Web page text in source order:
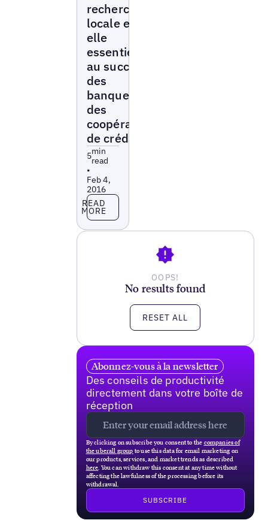
recherche
locale est-
elle
essentielle
au succès
des
banques et
des
coopératives
de crédit ?
5min
read
•
Feb 4,
2016
Read more
READ
MORE
OOPS!
No results found
RESET ALL
Abonnez-vous à la newsletter
Des conseils de productivité
directement dans votre boîte de
réception
By clicking on subscribe you consent to the companies of
the uberall group to use this data for email marketing on
our products, services, and market trends as described
here . You can withdraw this consent at any time without
affecting the lawfulness of the processing before its
withdrawal.